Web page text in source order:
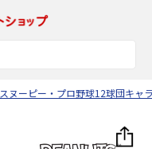
スヌーピー・プロ野球12球団キャ